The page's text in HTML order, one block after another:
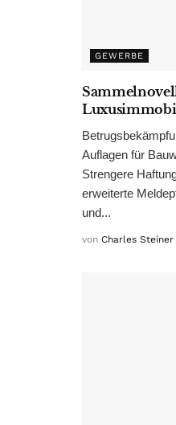
GEWERBE
Auflagen für
Strengere
erweiterte
und...
von Charles Steiner